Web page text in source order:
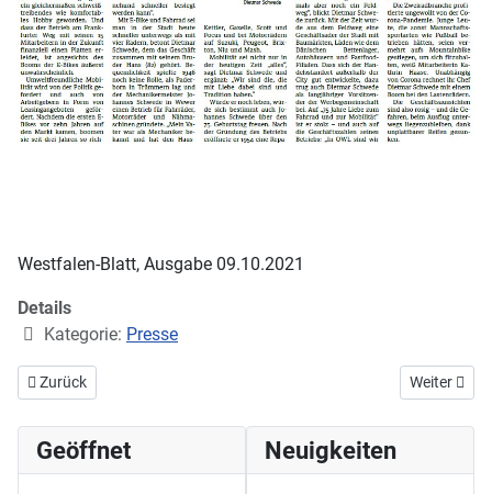
Westfalen-Blatt, Ausgabe 09.10.2021
Details
Kategorie: Presse
Vorheriger Beitrag: 2-Rad Schwede startet mit viel Elan in die Saison
Zurück Nächster
Weiter
Geöffnet Neuigkeiten